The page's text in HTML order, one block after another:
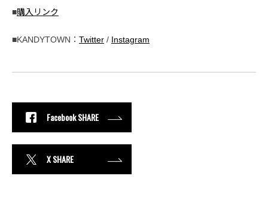
■購入リンク
■KANDYTOWN： Twitter / Instagram
Facebook SHARE
X SHARE